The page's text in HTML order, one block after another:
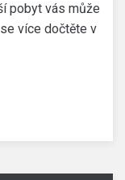
pobyt vás může
více dočtěte v